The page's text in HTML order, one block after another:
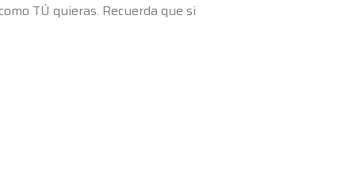
TÚ quieras. Recuerda que si